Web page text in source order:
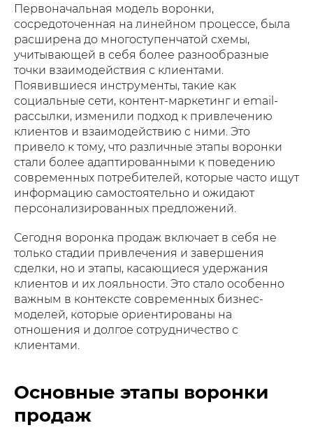
Первоначальная модель воронки,
сосредоточенная на линейном процессе, была
расширена до многоступенчатой схемы,
учитывающей в себя более разнообразные
точки взаимодействия с клиентами.
Появившиеся инструменты, такие как
социальные сети, контент-маркетинг и email-
рассылки, изменили подход к привлечению
клиентов и взаимодействию с ними. Это
привело к тому, что различные этапы воронки
стали более адаптированными к поведению
современных потребителей, которые часто ищут
информацию самостоятельно и ожидают
персонализированных предложений.
Сегодня воронка продаж включает в себя не
только стадии привлечения и завершения
сделки, но и этапы, касающиеся удержания
клиентов и их лояльности. Это стало особенно
важным в контексте современных бизнес-
моделей, которые ориентированы на
отношения и долгое сотрудничество с
клиентами.
Основные этапы воронки
продаж